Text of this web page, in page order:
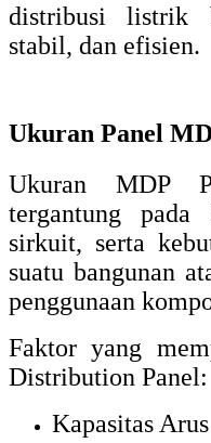
distribusi listrik
stabil, dan efisien.
Ukuran Panel
Ukuran MDP
tergantung pada
sirkuit, serta
suatu bangunan
penggunaan
Faktor yang
Distribution Panel:
Kapasitas